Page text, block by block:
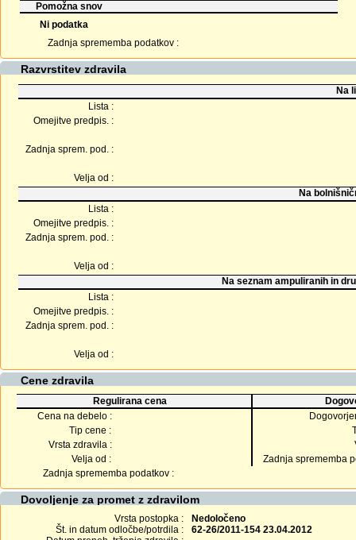
Pomožna snov
Ni podatka
Zadnja sprememba podatkov :
Razvrstitev zdravila
Na
Lista :
Omejitve predpis. :
Zadnja sprem. pod. :
Velja od :
Na
Lista :
Omejitve predpis. :
Zadnja sprem. pod. :
Velja od :
Na seznam ampuliranih in
Lista :
Omejitve predpis. :
Zadnja sprem. pod. :
Velja od :
Cene zdravila
Regulirana cena
Cena na debelo :
Tip cene :
Vrsta zdravila :
Velja od :
Zadnja sprememba
Zadnja sprememba podatkov :
Dovoljenje za promet z zdravilom
Vrsta postopka :
Nedoločeno
Št. in datum odločbe/potrdila :
62-26/2011-154 23.04.2012